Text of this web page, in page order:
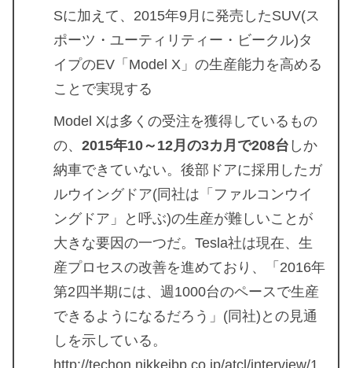
Sに加えて、2015年9月に発売したSUV(ス
ポーツ・ユーティリティー・ビークル)タ
イプのEV「Model X」の生産能力を高める
ことで実現する
Model Xは多くの受注を獲得しているもの
の、 2015年10～12月の3カ月で208台 しか
納車できていない。後部ドアに採用したガ
ルウイングドア(同社は「ファルコンウイ
ングドア」と呼ぶ)の生産が難しいことが
大きな要因の一つだ。Tesla社は現在、生
産プロセスの改善を進めており、「2016年
第2四半期には、週1000台のペースで生産
できるようになるだろう」(同社)との見通
しを示している。
http://techon.nikkeibp.co.jp/atcl/interview/1